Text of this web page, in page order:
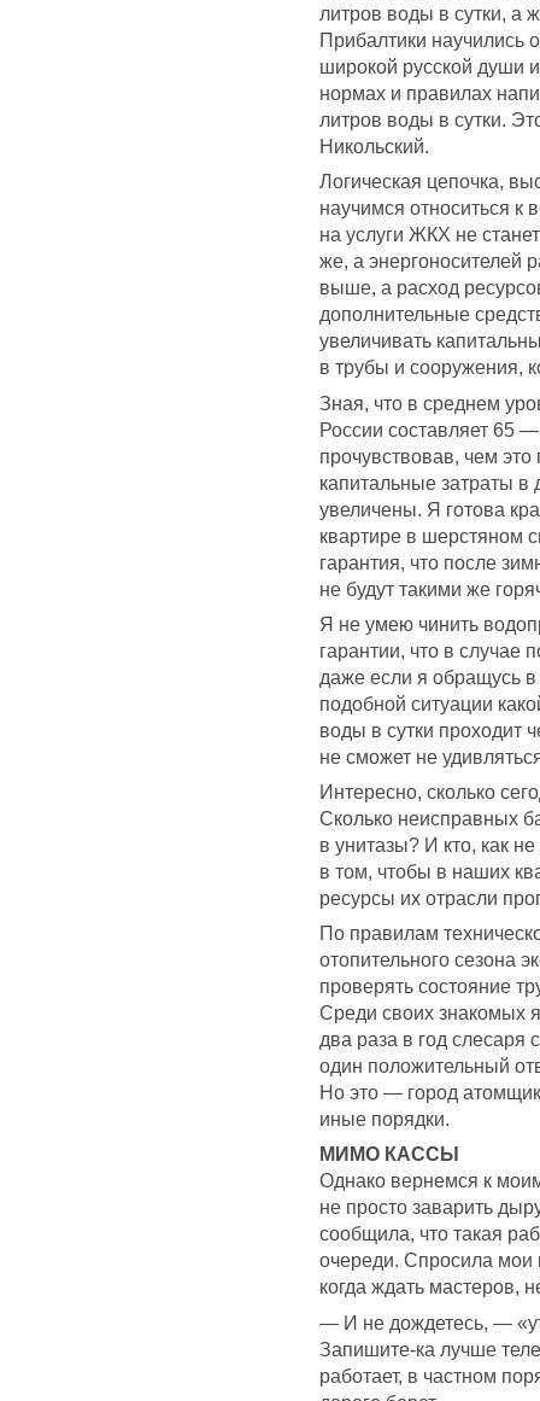
литров воды в сутки, а
Прибалтики научились
широкой русской души
нормах и правилах
литров воды в сутки.
Никольский.
Логическая цепочка,
научимся относиться к
на услуги ЖКХ не
же, а энергоносителей
выше, а расход
дополнительные
увеличивать
в трубы и сооружения,
Зная, что в среднем
России составляет 65
прочувствовав, чем это
капитальные затраты
увеличены. Я готова
квартире в шерстяном
гарантия, что после
не будут такими же
Я не умею чинить
гарантии, что в случае
даже если я обращусь
подобной ситуации
воды в сутки проходит
не сможет не
Интересно, сколько
Сколько неисправных
в унитазы? И кто, как
в том, чтобы в наших
ресурсы их отрасли
По правилам
отопительного сезона
проверять состояние
Среди своих знакомых
два раза в год
один положительный
Но это — город
иные порядки.
МИМО КАССЫ
Однако вернемся к
не просто заварить
сообщила, что такая
очереди. Спросила мои
когда ждать мастеров,
— И не дождетесь, —
Запишите-ка лучше
работает, в частном